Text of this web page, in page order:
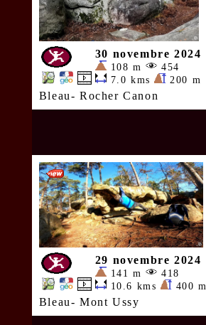
30 novembre 2024
108 m
454
7.0 kms
200 m
Bleau- Rocher Canon
29 novembre 2024
141 m
418
10.6 kms
400 m
Bleau- Mont Ussy